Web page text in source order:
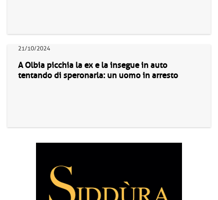
21/10/2024
A Olbia picchia la ex e la insegue in auto
tentando di speronarla: un uomo in arresto